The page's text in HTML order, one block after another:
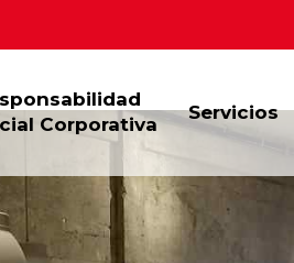
Corporativa
Servicios